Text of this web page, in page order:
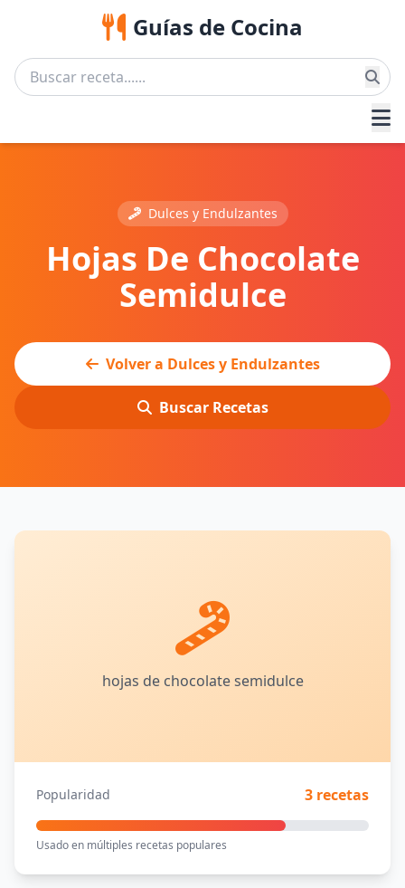
Guías de Cocina
Dulces y Endulzantes
Hojas De Chocolate
Semidulce
Volver a Dulces y Endulzantes
Buscar Recetas
hojas de chocolate semidulce
Popularidad 3 recetas
Usado en múltiples recetas populares